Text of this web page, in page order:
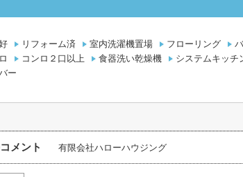
リフォーム済 室内洗濯機置場 フローリング
コンロ２口以上 食器洗い乾燥機 システムキッチ
ー
メント 有限会社ハローハウジング